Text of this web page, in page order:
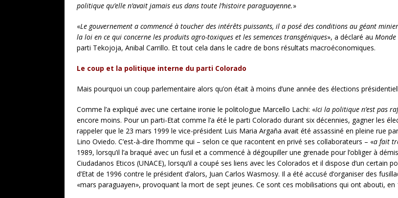
politique qu’elle n’avait jamais eus dans toute l’histoire paraguayenne.»
«Le gouvernement a commencé à toucher des intérêts puissants, il a posé des conditions au géant minier
la loi en ce qui concerne les produits agro-toxiques et les semences transgéniques», a déclaré au
parti Tekojoja, Anibal Carrillo. Et tout cela dans le cadre de bons résultats macroéconomiques.
Le coup et la politique interne du parti Colorado
Mais pourquoi un coup parlementaire alors qu’on était à moins d’une année des élections
Comme l’a expliqué avec une certaine ironie le politologue Marcello Lachi: «Ici la politique n’est pas
encore moins. Pour un parti-Etat comme l’a été le parti Colorado durant six décennies, gagner les
rappeler que le 23 mars 1999 le vice-président Luis Maria Argaña avait été assassiné en pleine rue
Lino Oviedo. C’est-à-dire l’homme qui – selon ce que racontent en privé ses collaborateurs – «a fait
1989, lorsqu’il l’a braqué avec un fusil et a commencé à dégoupiller une grenade pour l’obliger à
Ciudadanos Eticos (UNACE), lorsqu’il a coupé ses liens avec les Colorados et il dispose d’un certain
d’Etat de 1996 contre le président d’alors, Juan Carlos Wasmosy. Il a été accusé d’organiser des
«mars paraguayen», provoquant la mort de sept jeunes. Ce sont ces mobilisations qui ont abouti, en